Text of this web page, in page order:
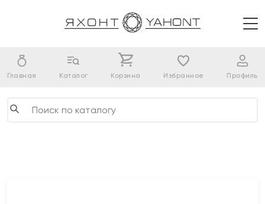
Главная Каталог Корзина Избранное Профиль